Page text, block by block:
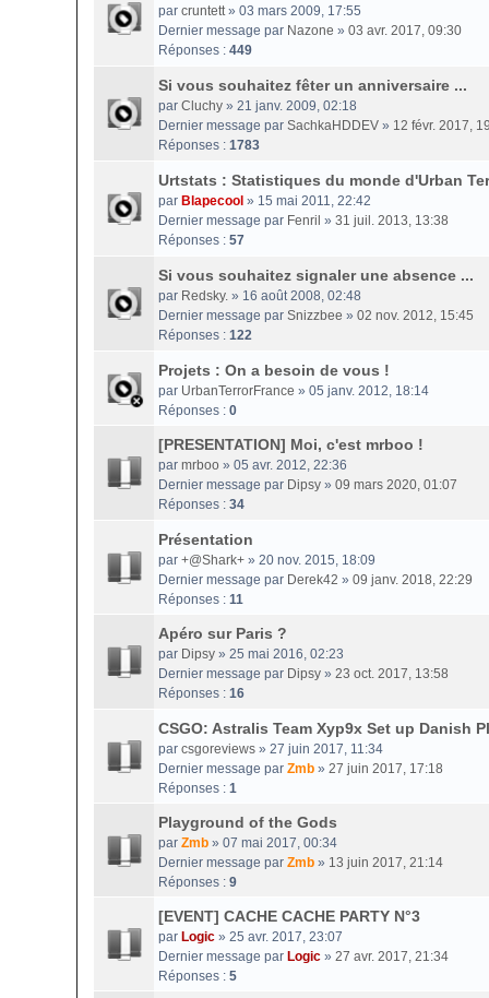
par cruntett» 03 mars 2009, 17:55
Dernier message par Nazone » 03 avr. 2017, 09:30
Réponses : 449
Si vous souhaitez fêter un anniversaire ...
par Cluchy » 21 janv. 2009, 02:18
Dernier message par SachkaHDDEV » 12 févr. 2017,
Réponses : 1783
Urtstats : Statistiques du monde d'Urban
par Blapecool » 15 mai 2011, 22:42
Dernier message par Fenril » 31 juil. 2013, 13:38
Réponses : 57
Si vous souhaitez signaler une absence ...
par Redsky. » 16 août 2008, 02:48
Dernier message par Snizzbee » 02 nov. 2012, 15:45
Réponses : 122
Projets : On a besoin de vous !
par UrbanTerrorFrance » 05 janv. 2012, 18:14
Réponses : 0
[PRESENTATION] Moi, c'est mrboo !
par mrboo » 05 avr. 2012, 22:36
Dernier message par Dipsy » 09 mars 2020, 01:07
Réponses : 34
Présentation
par +@Shark+ » 20 nov. 2015, 18:09
Dernier message par Derek42 » 09 janv. 2018, 22:29
Réponses : 11
Apéro sur Paris ?
par Dipsy » 25 mai 2016, 02:23
Dernier message par Dipsy » 23 oct. 2017, 13:58
Réponses : 16
CSGO: Astralis Team Xyp9x Set up Danish
par csgoreviews » 27 juin 2017, 11:34
Dernier message par Zmb » 27 juin 2017, 17:18
Réponses : 1
Playground of the Gods
par Zmb » 07 mai 2017, 00:34
Dernier message par Zmb » 13 juin 2017, 21:14
Réponses : 9
[EVENT] CACHE CACHE PARTY N°3
par Logic » 25 avr. 2017, 23:07
Dernier message par Logic » 27 avr. 2017, 21:34
Réponses : 5